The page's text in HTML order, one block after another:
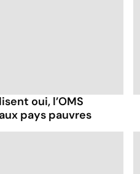
oui, l’OMS
pays pauvres